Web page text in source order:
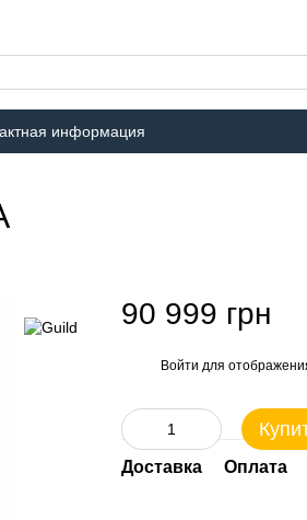
информация
90 999 грн
Войти для
Доставка Оплата